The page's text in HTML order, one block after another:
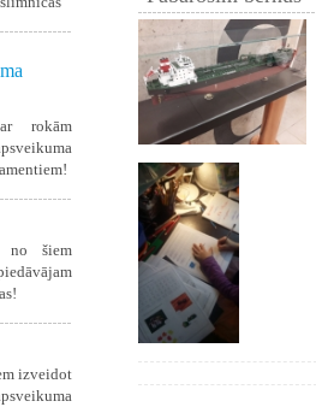
rokām
no šiem
izveidot